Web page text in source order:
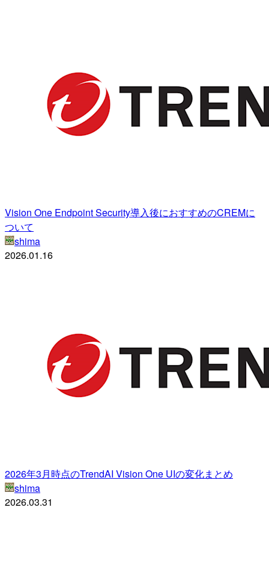
Vision One Endpoint Security導入後におすすめのCREMに
ついて
shima
2026.01.16
2026年3月時点のTrendAI Vision One UIの変化まとめ
shima
2026.03.31